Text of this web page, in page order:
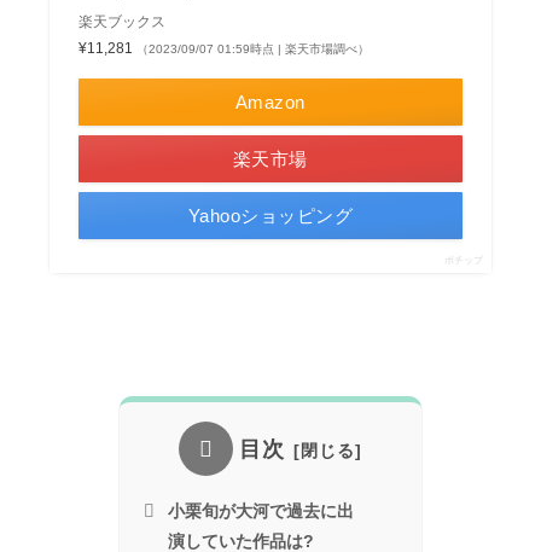
楽天ブックス
¥11,281
（2023/09/07 01:59時点 | 楽天市場調べ）
Amazon
楽天市場
Yahooショッピング
ポチップ
目次
小栗旬が大河で過去に出
演していた作品は?